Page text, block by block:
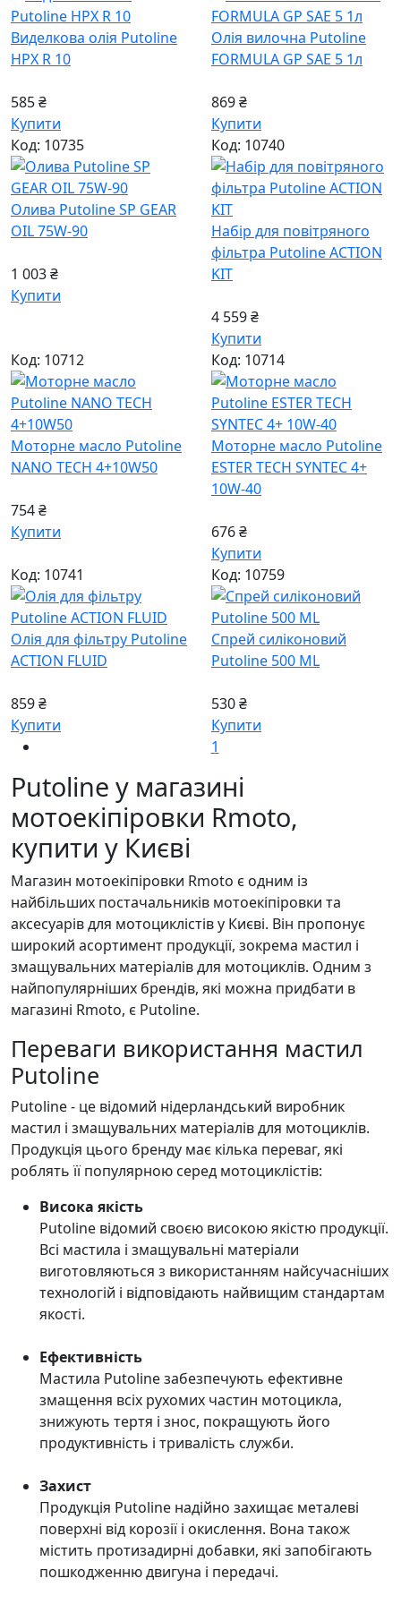
Putoline у магазині
мотоекіпіровки Rmoto,
купити у Києві
Магазин мотоекіпіровки Rmoto є одним із
найбільших постачальників мотоекіпіровки та
аксесуарів для мотоциклістів у Києві. Він пропонує
широкий асортимент продукції, зокрема мастил і
змащувальних матеріалів для мотоциклів. Одним з
найпопулярніших брендів, які можна придбати в
магазині Rmoto, є Putoline.
Переваги використання мастил
Putoline
Putoline - це відомий нідерландський виробник
мастил і змащувальних матеріалів для мотоциклів.
Продукція цього бренду має кілька переваг, які
роблять її популярною серед мотоциклістів:
Висока якість
Putoline відомий своєю високою якістю продукції.
Всі мастила і змащувальні матеріали
виготовляються з використанням найсучасніших
технологій і відповідають найвищим стандартам
якості.
Ефективність
Мастила Putoline забезпечують ефективне
змащення всіх рухомих частин мотоцикла,
знижують тертя і знос, покращують його
продуктивність і тривалість служби.
Захист
Продукція Putoline надійно захищає металеві
поверхні від корозії і окислення. Вона також
містить протизадирні добавки, які запобігають
пошкодженню двигуна і передачі.
Виделкова олія Putoline
HPX R 10
585 ₴
Купити
Олія вилочна Putoline
FORMULA GP SAE 5 1л
869 ₴
Купити
Код: 10735
Олива Putoline SP GEAR
OIL 75W-90
1 003 ₴
Купити
Код: 10740
Набір для повітряного
фільтра Putoline ACTION
KIT
4 559 ₴
Купити
Код: 10712
Моторне масло Putoline
NANO TECH 4+10W50
754 ₴
Купити
Код: 10714
Моторне масло Putoline
ESTER TECH SYNTEC 4+
10W-40
676 ₴
Купити
Код: 10741
Олія для фільтру Putoline
ACTION FLUID
859 ₴
Купити
Код: 10759
Спрей силіконовий
Putoline 500 ML
530 ₴
Купити
1